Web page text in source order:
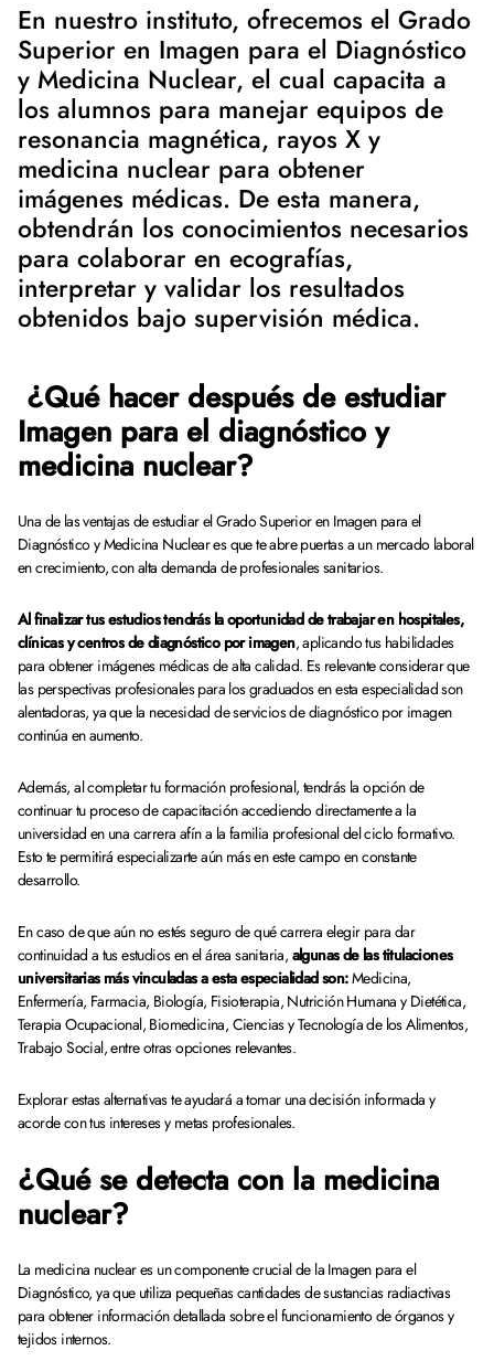
En nuestro instituto, ofrecemos el Grado
Superior en Imagen para el Diagnóstico
y Medicina Nuclear, el cual capacita a
los alumnos para manejar equipos de
resonancia magnética, rayos X y
medicina nuclear para obtener
imágenes médicas. De esta manera,
obtendrán los conocimientos necesarios
para colaborar en ecografías,
interpretar y validar los resultados
obtenidos bajo supervisión médica.
¿Qué hacer después de estudiar
Imagen para el diagnóstico y
medicina nuclear?
Una de las ventajas de estudiar el Grado Superior en Imagen para el
Diagnóstico y Medicina Nuclear es que te abre puertas a un mercado laboral
en crecimiento, con alta demanda de profesionales sanitarios.
Al finalizar tus estudios tendrás la oportunidad de trabajar en hospitales,
clínicas y centros de diagnóstico por imagen, aplicando tus habilidades
para obtener imágenes médicas de alta calidad. Es relevante considerar que
las perspectivas profesionales para los graduados en esta especialidad son
alentadoras, ya que la necesidad de servicios de diagnóstico por imagen
continúa en aumento.
Además, al completar tu formación profesional, tendrás la opción de
continuar tu proceso de capacitación accediendo directamente a la
universidad en una carrera afín a la familia profesional del ciclo formativo.
Esto te permitirá especializarte aún más en este campo en constante
desarrollo.
En caso de que aún no estés seguro de qué carrera elegir para dar
continuidad a tus estudios en el área sanitaria, algunas de las titulaciones
universitarias más vinculadas a esta especialidad son:Medicina,
Enfermería, Farmacia, Biología, Fisioterapia, Nutrición Humana y Dietética,
Terapia Ocupacional, Biomedicina, Ciencias y Tecnología de los Alimentos,
Trabajo Social, entre otras opciones relevantes.
Explorar estas alternativas te ayudará a tomar una decisión informada y
acorde con tus intereses y metas profesionales.
¿Qué se detecta con la medicina
nuclear?
La medicina nuclear es un componente crucial de la Imagen para el
Diagnóstico, ya que utiliza pequeñas cantidades de sustancias radiactivas
para obtener información detallada sobre el funcionamiento de órganos y
tejidos internos.